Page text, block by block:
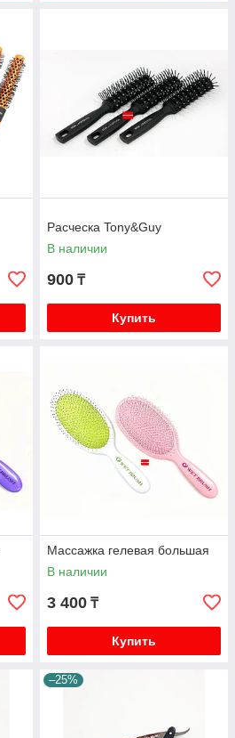
Расческа Tony&Guy
В наличии
900 ₸
Купить
Массажка гелевая большая
В наличии
3 400 ₸
Купить
–25%